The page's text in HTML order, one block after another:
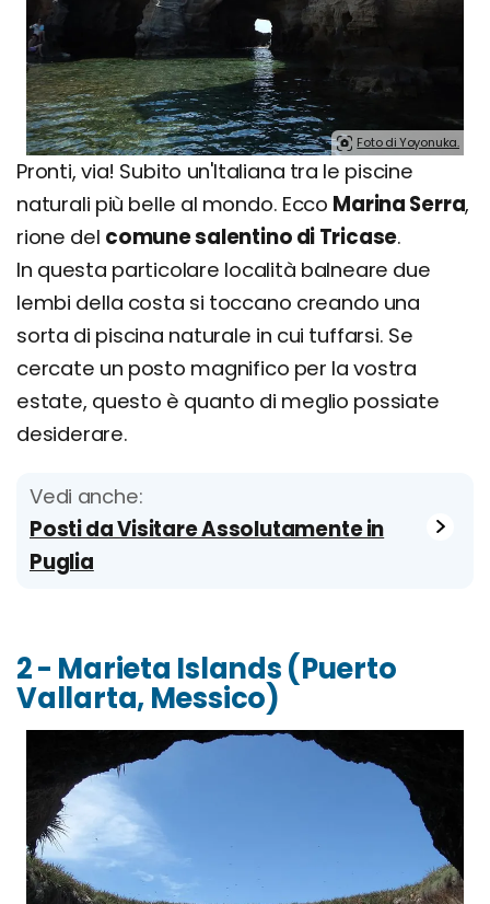
Foto di Yoyonuka.
Pronti, via! Subito un'Italiana tra le piscine
naturali più belle al mondo. Ecco Marina Serra,
rione del comune salentino di Tricase.
In questa particolare località balneare due
lembi della costa si toccano creando una
sorta di piscina naturale in cui tuffarsi. Se
cercate un posto magnifico per la vostra
estate, questo è quanto di meglio possiate
desiderare.
Vedi anche:
Posti da Visitare Assolutamente in
Puglia
2 - Marieta Islands (Puerto
Vallarta, Messico)